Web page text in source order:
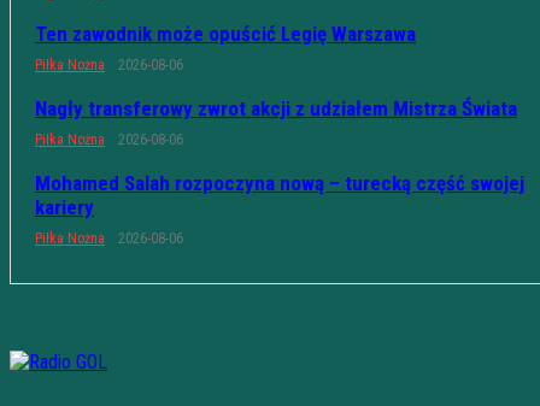
Ten zawodnik może opuścić Legię Warszawa
Piłka Nożna 2026-08-06
Nagły transferowy zwrot akcji z udziałem Mistrza Świata
Piłka Nożna 2026-08-06
Mohamed Salah rozpoczyna nową – turecką część swojej
kariery
Piłka Nożna 2026-08-06